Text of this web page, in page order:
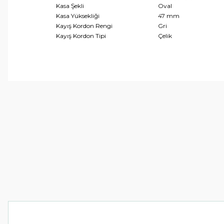
Kasa Şekli
Oval
Kasa Yüksekliği
47 mm
Kayış Kordon Rengi
Gri
Kayış Kordon Tipi
Çelik